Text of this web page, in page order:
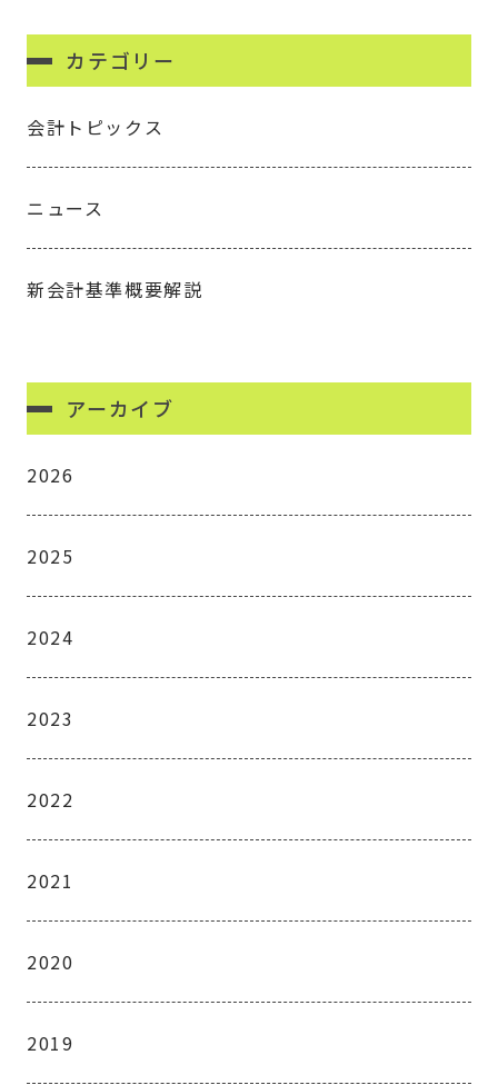
カテゴリー
会計トピックス
ニュース
新会計基準概要解説
アーカイブ
2026
2025
2024
2023
2022
2021
2020
2019